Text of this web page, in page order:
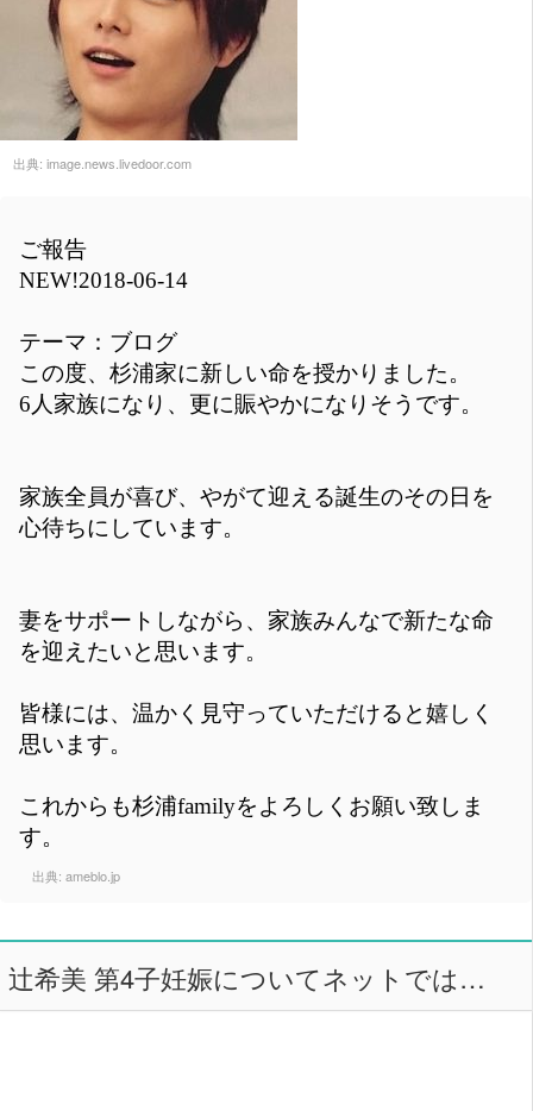
出典: image.news.livedoor.com
ご報告
NEW!2018-06-14
テーマ：ブログ
この度、杉浦家に新しい命を授かりました。
6人家族になり、更に賑やかになりそうです。
家族全員が喜び、やがて迎える誕生のその日を
心待ちにしています。
妻をサポートしながら、家族みんなで新たな命
を迎えたいと思います。
皆様には、温かく見守っていただけると嬉しく
思います。
これからも杉浦familyをよろしくお願い致しま
す。
出典: ameblo.jp
辻希美 第4子妊娠についてネットでは…